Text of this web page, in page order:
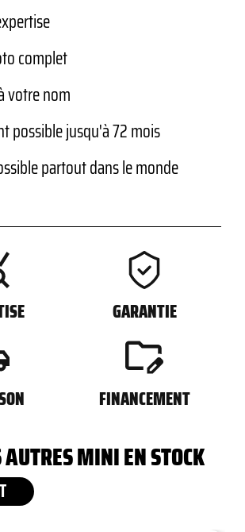
complet
votre nom
possible jusqu'à 72 mois
partout dans le monde
GARANTIE
FINANCEMENT
AUTRES MINI EN STOCK